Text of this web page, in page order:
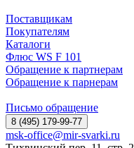
Поставщикам
Покупателям
Каталоги
Флюс WS F 101
Обращение к партнерам
Обращение к парнерам
Письмо обращение
8 (495) 179-99-77
msk-office@mir-svarki.ru